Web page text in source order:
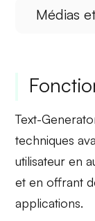
Médias
Text-
techniques
utilisateur en
et en offrant
applications.